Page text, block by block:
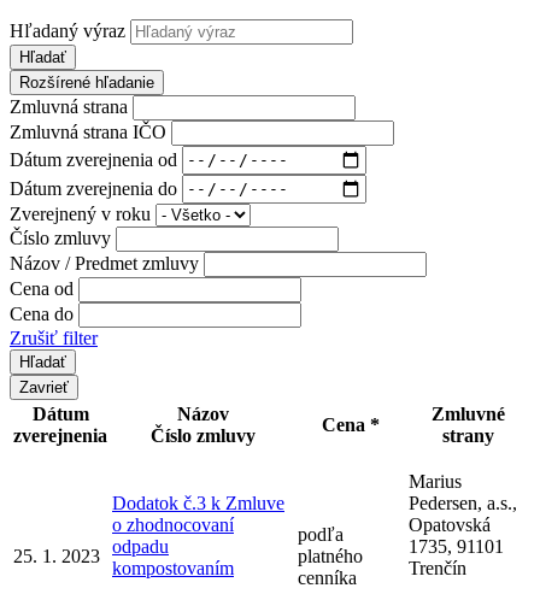
Hľadaný výraz
Hľadať
Rozšírené hľadanie
Zmluvná strana
Zmluvná strana IČO
Dátum zverejnenia od
Dátum zverejnenia do
Zverejnený v roku
Číslo zmluvy
Názov / Predmet zmluvy
Cena od
Cena do
Zrušiť filter
Zavrieť
Dátum
zverejnenia
Názov
Číslo zmluvy
Cena *
Zmluvné
strany
25. 1. 2023
Dodatok č.3 k Zmluve
o zhodnocovaní
odpadu
kompostovaním
podľa
platného
cenníka
Marius
Pedersen, a.s.,
Opatovská
1735, 91101
Trenčín